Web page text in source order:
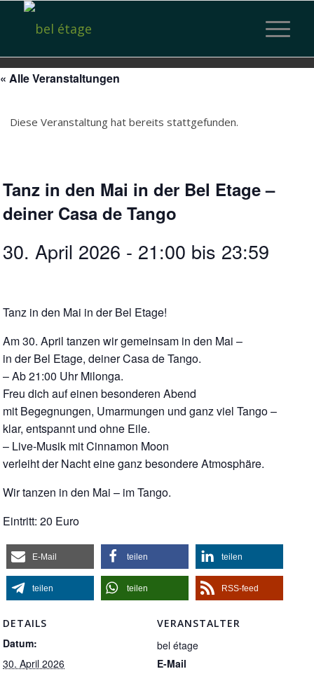
« Alle Veranstaltungen
Diese Veranstaltung hat bereits stattgefunden.
Tanz in den Mai in der Bel Etage –
deiner Casa de Tango
30. April 2026 - 21:00 bis 23:59
Tanz in den Mai in der Bel Etage!
Am 30. April tanzen wir gemeinsam in den Mai –
in der Bel Etage, deiner Casa de Tango.
– Ab 21:00 Uhr Milonga.
Freu dich auf einen besonderen Abend
mit Begegnungen, Umarmungen und ganz viel Tango –
klar, entspannt und ohne Eile.
– Live-Musik mit Cinnamon Moon
verleiht der Nacht eine ganz besondere Atmosphäre.
Wir tanzen in den Mai – im Tango.
Eintritt: 20 Euro
E-Mail teilen teilen
teilen teilen RSS-feed
DETAILS
Datum:
30. April 2026
VERANSTALTER
bel étage
E-Mail